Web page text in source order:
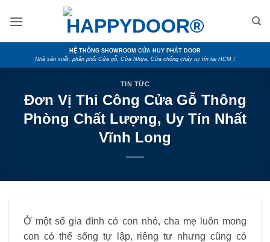
HỆ THỐNG SHOWROOM CỬA HUY PHÁT DOOR
Nhà sản xuất, phân phối Cửa gỗ, Cửa Nhựa, Cửa chống cháy uy tín tại HCM !
TIN TỨC
Đơn Vị Thi Công Cửa Gỗ Thông
Phòng Chất Lượng, Uy Tín Nhất
Vĩnh Long
Ở một số gia đình có con nhỏ, cha mẹ luôn mong
con có thể sống tự lập, riêng tư nhưng cũng có